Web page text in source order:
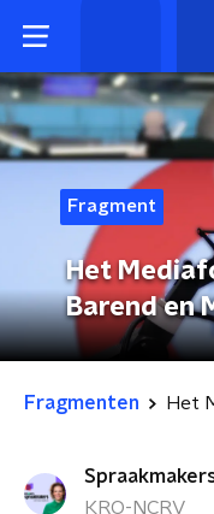
Fragment
Het
Barend en
Fragmenten
KRO-NCRV